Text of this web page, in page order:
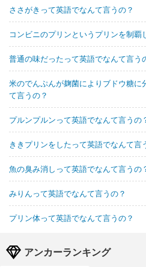
ささがきって英語でなんて言うの？
コンビニのプリンというプリンを制覇
普通の味だったって英語でなんて言う
米のでんぷんが麹菌によりブドウ糖に
て言うの？
プルンプルンって英語でなんて言うの
ききプリンをしたって英語でなんて言
魚の臭み消しって英語でなんて言うの
みりんって英語でなんて言うの？
プリン体って英語でなんて言うの？
アンカーランキング